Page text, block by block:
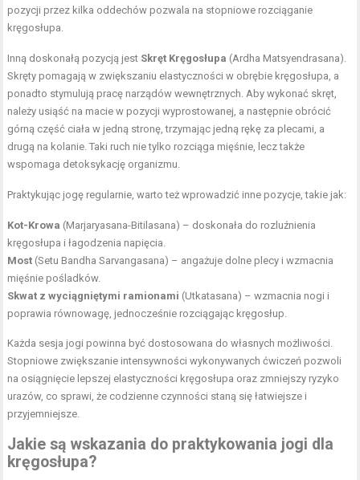
pozycji przez kilka oddechów pozwala na stopniowe rozciąganie
kręgosłupa.
Inną doskonałą pozycją jest Skręt Kręgosłupa (Ardha Matsyendrasana).
Skręty pomagają w zwiększaniu elastyczności w obrębie kręgosłupa, a
ponadto stymulują pracę narządów wewnętrznych. Aby wykonać skręt,
należy usiąść na macie w pozycji wyprostowanej, a następnie obrócić
górną część ciała w jedną stronę, trzymając jedną rękę za plecami, a
drugą na kolanie. Taki ruch nie tylko rozciąga mięśnie, lecz także
wspomaga detoksykację organizmu.
Praktykując jogę regularnie, warto też wprowadzić inne pozycje, takie jak:
Kot-Krowa (Marjaryasana-Bitilasana) – doskonała do rozluźnienia
kręgosłupa i łagodzenia napięcia.
Most (Setu Bandha Sarvangasana) – angażuje dolne plecy i wzmacnia
mięśnie pośladków.
Skwat z wyciągniętymi ramionami (Utkatasana) – wzmacnia nogi i
poprawia równowagę, jednocześnie rozciągając kręgosłup.
Każda sesja jogi powinna być dostosowana do własnych możliwości.
Stopniowe zwiększanie intensywności wykonywanych ćwiczeń pozwoli
na osiągnięcie lepszej elastyczności kręgosłupa oraz zmniejszy ryzyko
urazów, co sprawi, że codzienne czynności staną się łatwiejsze i
przyjemniejsze.
Jakie są wskazania do praktykowania jogi dla
kręgosłupa?